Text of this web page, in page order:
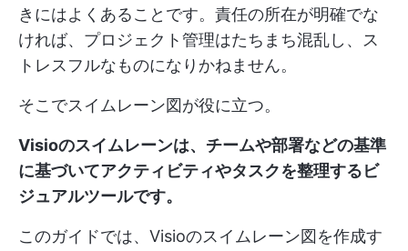
きにはよくあることです。責任の所在が明確でな
ければ、プロジェクト管理はたちまち混乱し、ス
トレスフルなものになりかねません。
そこでスイムレーン図が役に立つ。
Visioのスイムレーンは、チームや部署などの基準
に基づいてアクティビティやタスクを整理するビ
ジュアルツールです。
このガイドでは、Visioのスイムレーン図を作成す